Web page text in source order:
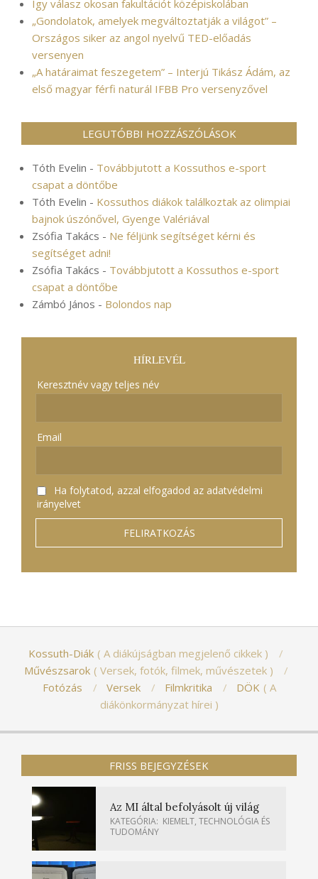
Így válasz okosan fakultációt középiskolában
„Gondolatok, amelyek megváltoztatják a világot” –
Országos siker az angol nyelvű TED-előadás
versenyen
„A határaimat feszegetem” – Interjú Tikász Ádám, az
első magyar férfi naturál IFBB Pro versenyzővel
LEGUTÓBBI HOZZÁSZÓLÁSOK
Tóth Evelin - Továbbjutott a Kossuthos e-sport
csapat a döntőbe
Tóth Evelin - Kossuthos diákok találkoztak az olimpiai
bajnok úszónővel, Gyenge Valériával
Zsófia Takács - Ne féljünk segítséget kérni és
segítséget adni!
Zsófia Takács - Továbbjutott a Kossuthos e-sport
csapat a döntőbe
Zámbó János - Bolondos nap
HÍRLEVÉL
Keresztnév vagy teljes név
Email
Ha folytatod, azzal elfogadod az adatvédelmi
irányelvet
Kossuth-Diák
A diákújságban megjelenő cikkek
Művészsarok
Versek, fotók, filmek, művészetek
Fotózás
Versek Filmkritika DÖK
A
diákönkormányzat hírei
FRISS BEJEGYZÉSEK
Az MI által befolyásolt új világ
KATEGÓRIA: KIEMELT, TECHNOLÓGIA ÉS
TUDOMÁNY